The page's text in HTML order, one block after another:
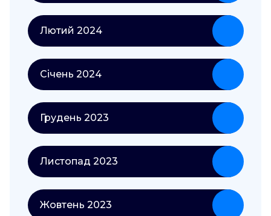
Лютий 2024
Січень 2024
Грудень 2023
Листопад 2023
Жовтень 2023